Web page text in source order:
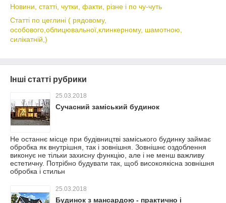
Новини, статті, чутки, факти, різне і по чу-чуть
Статті по цеглині ( рядовому,
особового,облицювальної,клинкерному, шамотною,
силікатній,)
Інші статті рубрики
25.03.2018
Сучасний заміський будинок
Не останнє місце при будівництві заміського будинку займає
обробка як внутрішня, так і зовнішня. Зовнішнє оздоблення
виконує не тільки захисну функцію, але і не менш важливу
естетичну. Потрібно будувати так, щоб високоякісна зовнішня
обробка і стильн
25.03.2018
Будинок з мансардою - практично і